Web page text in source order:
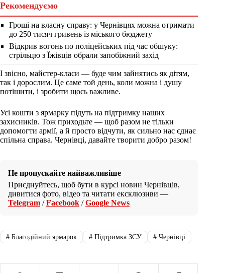
Рекомендуємо
Гроші на власну справу: у Чернівцях можна отримати
до 250 тисяч гривень із міського бюджету
Відкрив вогонь по поліцейських під час обшуку:
стрільцю з Їжівців обрали запобіжний захід
І звісно, майстер-класи — буде чим зайнятись як дітям,
так і дорослим. Це саме той день, коли можна і душу
потішити, і зробити щось важливе.
Усі кошти з ярмарку підуть на підтримку наших
захисників. Тож приходьте — щоб разом не тільки
допомогти армії, а й просто відчути, як сильно нас єднає
спільна справа. Чернівці, давайте творити добро разом!
Не пропускайте найважливіше
Приєднуйтесь, щоб бути в курсі новин Чернівців,
дивитися фото, відео та читати ексклюзиви —
Telegram /Facebook /Google News
#Благодійний ярмарок #Підтримка ЗСУ # Чернівці